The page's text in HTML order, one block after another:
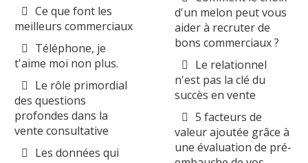
Ce que font les
meilleurs commerciaux
Téléphone, je
t'aime moi non plus.
Le rôle primordial
des questions
profondes dans la
vente consultative
Les données qui
d'un melon peut vous
aider à recruter de
bons commerciaux ?
Le relationnel
n'est pas la clé du
succès en vente
5 facteurs de
valeur ajoutée grâce à
une évaluation de pré-